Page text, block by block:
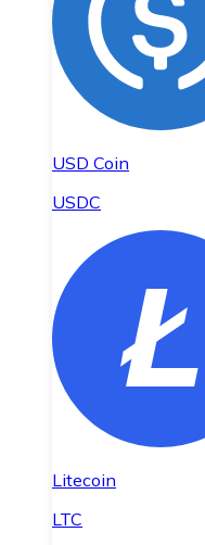
USD Coin
USDC
Litecoin
LTC